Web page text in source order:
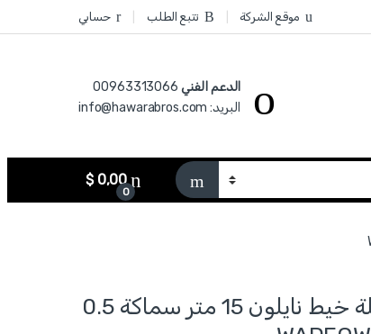
موقع الشركة تتبع الطلب حسابي
الدعم الفني 00963313066‏
البريد: info@hawarabros.com
0
$0,00
WHX2615 - شقلة خيط نايلون 15 متر سماكة 0.5